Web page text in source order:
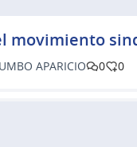
movimiento
APARICIO 0 0